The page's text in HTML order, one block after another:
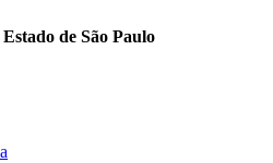
de São Paulo